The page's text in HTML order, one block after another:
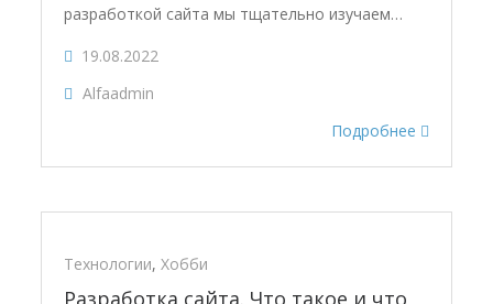
разработкой сайта мы тщательно изучаем…
19.08.2022
Alfaadmin
Подробнее
Технологии,Хобби
Разработка сайта. Что такое и что